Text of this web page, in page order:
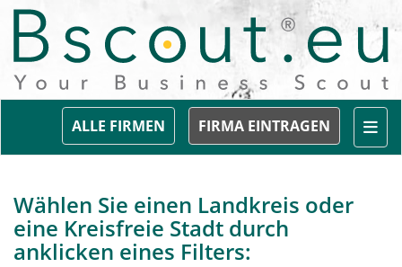
FIRMA EINTRAGEN
ALLE FIRMEN
Wählen Sie einen Landkreis oder
eine Kreisfreie Stadt durch
anklicken eines Filters: